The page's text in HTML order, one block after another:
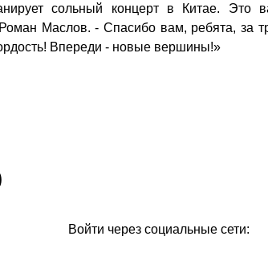
сольный концерт в Китае. Это
Маслов. - Спасибо вам, ребята, за
Впереди - новые вершины!»
Войти через социальные сети: